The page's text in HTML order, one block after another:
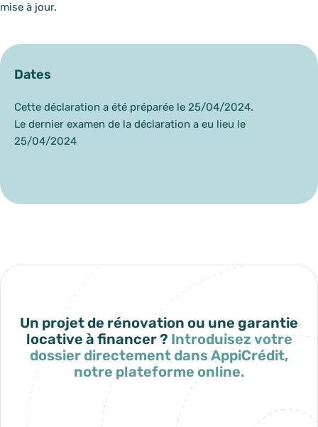
mise à jour.
Dates
Cette déclaration a été préparée le 25/04/2024.
Le dernier examen de la déclaration a eu lieu le
25/04/2024
Un projet de rénovation ou une garantie
locative à financer ? Introduisez votre
dossier directement dans AppiCrédit,
notre plateforme online.